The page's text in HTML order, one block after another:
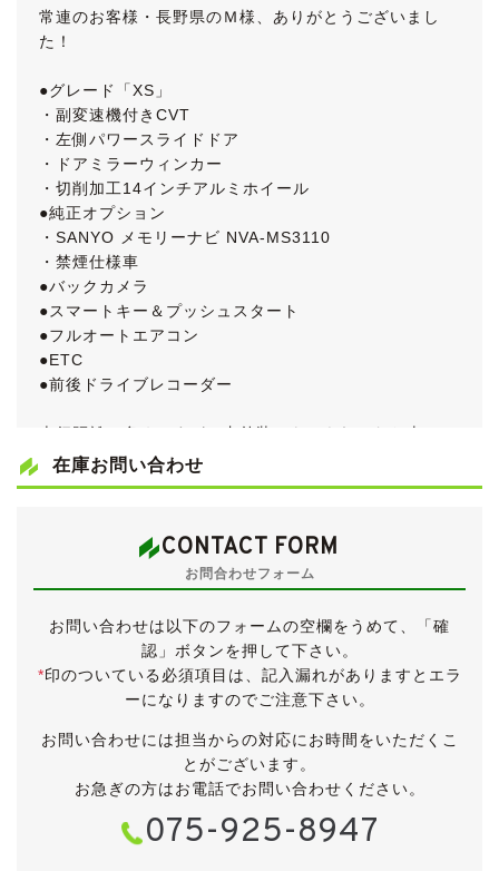
常連のお客様・長野県のＭ様、ありがとうございまし
た！
●グレード「XS」
・副変速機付きCVT
・左側パワースライドドア
・ドアミラーウィンカー
・切削加工14インチアルミホイール
●純正オプション
・SANYO メモリーナビ NVA-MS3110
・禁煙仕様車
●バックカメラ
●スマートキー＆プッシュスタート
●フルオートエアコン
●ETC
●前後ドライブレコーダー
走行距離は多めですが、内外装ともにきれいなお車で
す。
SWですので専用ヘッドライトにスケルトンフロントグ
れています。
ちなみにSWというのは“Super Wagon”の略だそうで
す。
です。
年式や走行距離を感じさせない、きれいな外装です。
SW専用デザインの14インチアルミホイールです。
タイヤはKENDAですが、2023年製とまだ新しく、目分
在庫お問い合わせ
CONTACT FORM
お問合わせフォーム
お問い合わせは以下のフォームの空欄をうめて、「確
認」ボタンを押して下さい。
*印のついている必須項目は、記入漏れがありますとエラ
ーになりますのでご注意下さい。
お問い合わせには担当からの対応にお時間をいただくこ
とがございます。
お急ぎの方はお電話でお問い合わせください。
075-925-8947